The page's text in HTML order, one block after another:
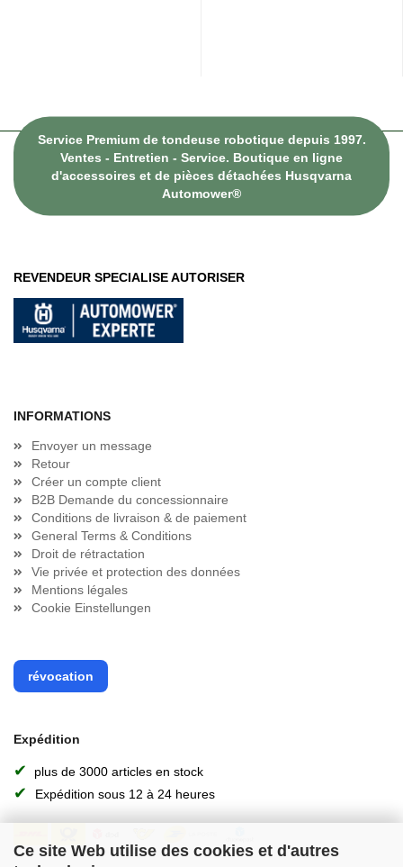
Ce site Web utilise des cookies et d'autres
Service Premium de tondeuse robotique depuis 1997.
Ventes - Entretien - Service. Boutique en ligne
d'accessoires et de pièces détachées Husqvarna
Automower®
REVENDEUR SPECIALISE AUTORISER
INFORMATIONS
Envoyer un message
Retour
Créer un compte client
B2B Demande du concessionnaire
Conditions de livraison & de paiement
General Terms & Conditions
Droit de rétractation
Vie privée et protection des données
Mentions légales
Cookie Einstellungen
révocation
Expédition
✔ plus de 3000 articles en stock
✔ Expédition sous 12 à 24 heures